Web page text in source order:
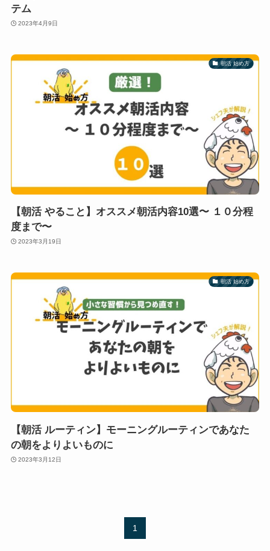
テム
2023年4月9日
朝活 始め方
【朝活 やること】オススメ朝活内容10選〜 １０分程
度まで〜
2023年3月19日
朝活 始め方
【朝活 ルーティン】モーニングルーティンであなた
の朝をよりよいものに
2023年3月12日
1